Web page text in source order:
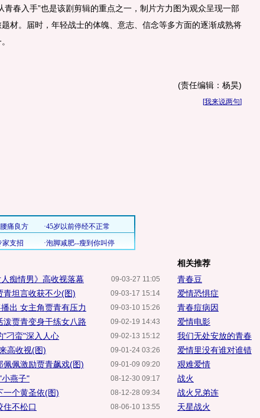
青春入手”也是该剧剪辑的重点之一，制片方力图为观众呈现一部
材。届时，年轻战士的体魄、意志、信念等多方面的逐渐成熟将
(责任编辑：杨昊)
[我来说两句]
09-03-27 11:05
痴情男》高收视落幕
09-03-17 15:14
青坦言收获不少(图)
09-03-10 15:26
出 女主角贾青有压力
09-02-19 14:43
泼贾青变身干练女八路
09-02-13 15:12
"刁蛮"深入人心
09-01-24 03:26
高收视(图)
09-01-09 09:20
佩佩激励贾青飙戏(图)
08-12-30 09:17
燕子"
08-12-28 09:34
一个黄圣依(图)
08-06-10 13:55
住不松口
相关推荐
青春豆
爱情恐惧症
青春痘病因
爱情电影
我们无处安放的青春
爱情里没有谁对谁错
艰难爱情
战火
战火兄弟连
天星战火